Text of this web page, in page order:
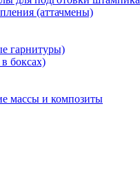
(аттачмены)
гарнитуры)
боксах)
массы и композиты